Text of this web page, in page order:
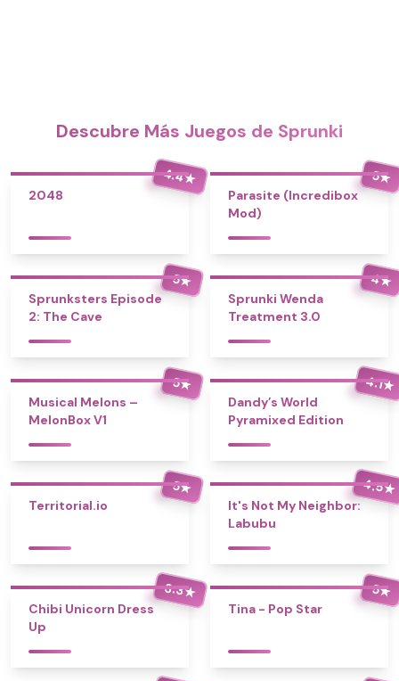
Descubre Más Juegos de Sprunki
4.4★
2048
5★
Parasite (Incredibox
Mod)
5★
Sprunksters Episode
2: The Cave
4★
Sprunki Wenda
Treatment 3.0
5★
Musical Melons –
MelonBox V1
4.1★
Dandy’s World
Pyramixed Edition
5★
Territorial.io
4.5★
It's Not My Neighbor:
Labubu
3.3★
Chibi Unicorn Dress
Up
5★
Tina - Pop Star